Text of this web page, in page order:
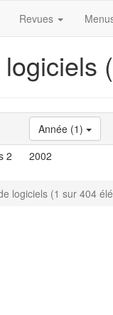
Revues
Année (1)
2 2002
logiciels (1 sur 404